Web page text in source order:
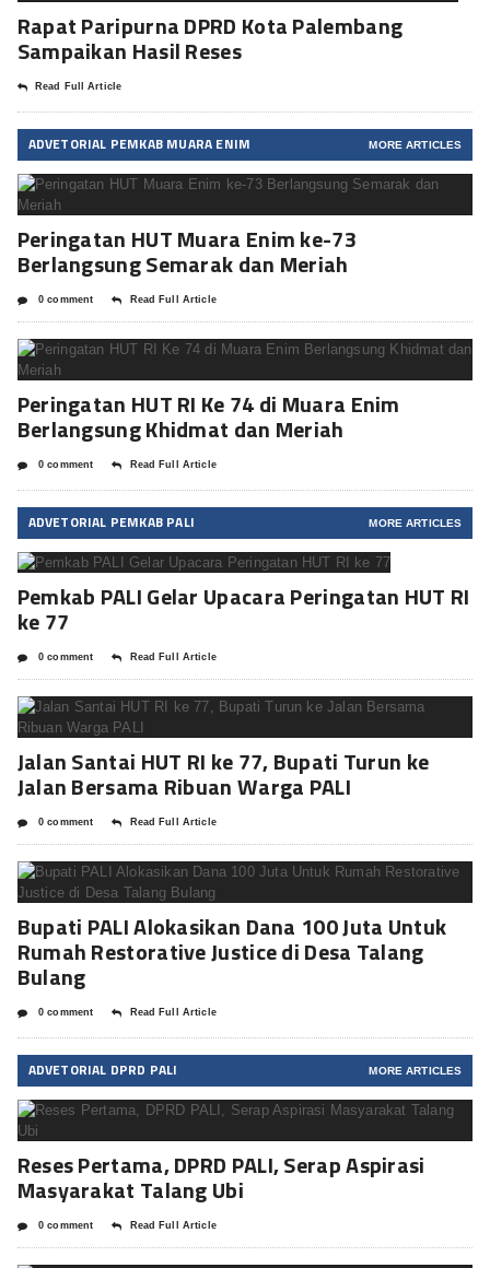
Rapat Paripurna DPRD Kota Palembang
Sampaikan Hasil Reses
Read Full Article
ADVETORIAL PEMKAB MUARA ENIM MORE ARTICLES
Peringatan HUT Muara Enim ke-73
Berlangsung Semarak dan Meriah
0 comment Read Full Article
Peringatan HUT RI Ke 74 di Muara Enim
Berlangsung Khidmat dan Meriah
0 comment Read Full Article
ADVETORIAL PEMKAB PALI MORE ARTICLES
Pemkab PALI Gelar Upacara Peringatan HUT RI
ke 77
0 comment Read Full Article
Jalan Santai HUT RI ke 77, Bupati Turun ke
Jalan Bersama Ribuan Warga PALI
0 comment Read Full Article
Bupati PALI Alokasikan Dana 100 Juta Untuk
Rumah Restorative Justice di Desa Talang
Bulang
0 comment Read Full Article
ADVETORIAL DPRD PALI MORE ARTICLES
Reses Pertama, DPRD PALI, Serap Aspirasi
Masyarakat Talang Ubi
0 comment Read Full Article